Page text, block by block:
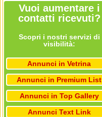
Vuoi aumentare i
contatti ricevuti?
Scopri i nostri servizi di
visibilità:
Annunci in Vetrina
Annunci in Premium List
Annunci in Top Gallery
Annunci Text Link